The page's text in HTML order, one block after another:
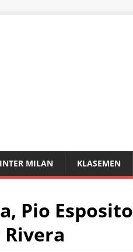
MILAN KLASEMEN
Pio Esposito